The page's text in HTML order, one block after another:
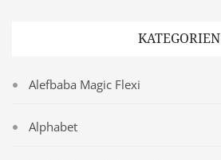
KATEGORIEN
Alefbaba Magic Flexi
Alphabet